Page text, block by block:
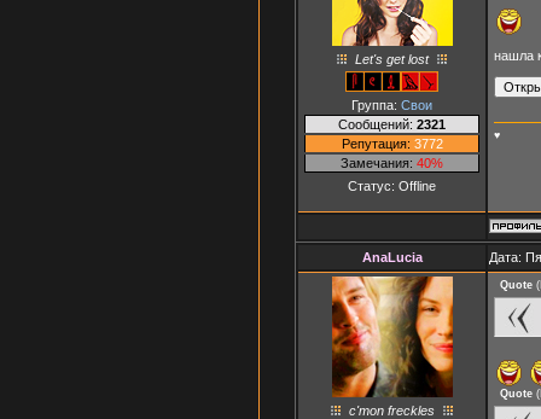
Let's get lost
Группа: Свои
Сообщений: 2321
Репутация: 3772
Замечания: 40%
Статус: Offline
нашла
♥
AnaLucia Дата:
c'mon freckles
Quote (
Quote (